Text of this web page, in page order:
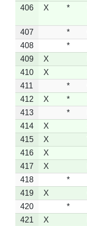
406
X *
407 *
408
*
409
X
410
X
411
*
412
X *
413
*
414
X
415
X
416
X
417
X
418
*
419
X
420
*
421
X